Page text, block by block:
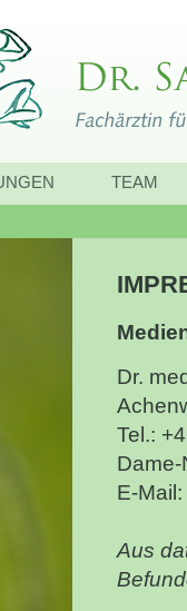
TEAM
Dr.
Tel.:
E-
Aus